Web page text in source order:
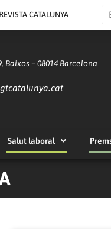
REVISTA CATALUNYA
Baixos – 08014 Barcelona
Salut laboral